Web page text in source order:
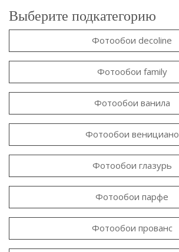
Выберите подкатегорию
Фотообои decoline
Фотообои family
Фотообои ванила
Фотообои венициано
Фотообои глазурь
Фотообои парфе
Фотообои прованс